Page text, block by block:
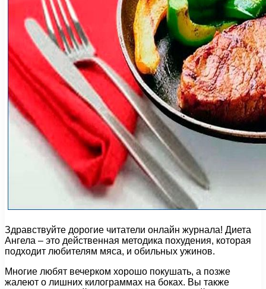
Здравствуйте дорогие читатели онлайн журнала! Диета
Ангела – это действенная методика похудения, которая
подходит любителям мяса, и обильных ужинов.
Многие любят вечерком хорошо покушать, а позже
жалеют о лишних килограммах на боках. Вы также